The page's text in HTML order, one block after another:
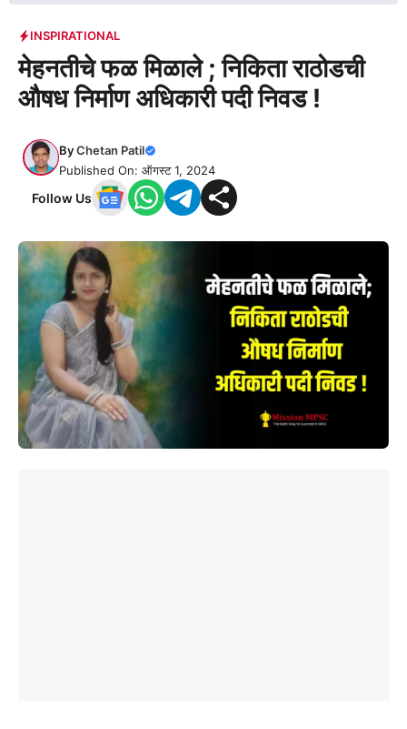
INSPIRATIONAL
मेहनतीचे फळ मिळाले ; निकिता राठोडची
औषध निर्माण अधिकारी पदी निवड !
ByChetan Patil
Published On: ऑगस्ट 1, 2024
Follow Us